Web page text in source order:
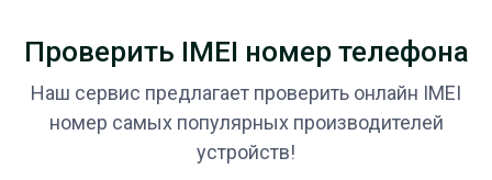
Проверить IMEI номер телефона
Наш сервис предлагает проверить онлайн IMEI
номер самых популярных производителей
устройств!